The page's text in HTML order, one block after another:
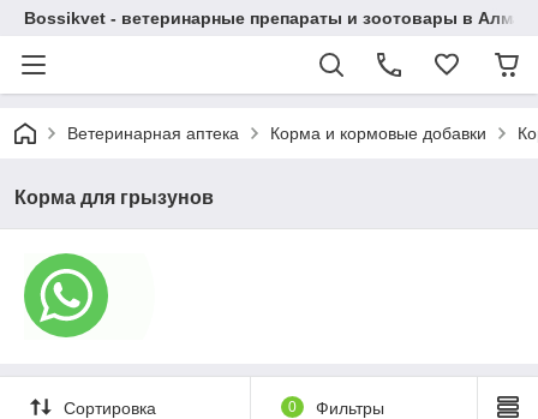
Bossikvet - ветеринарные препараты и зоотовары в
Ветеринарная аптека Корма и кормовые добавки
Корма для грызунов
Сортировка 0 Фильтры